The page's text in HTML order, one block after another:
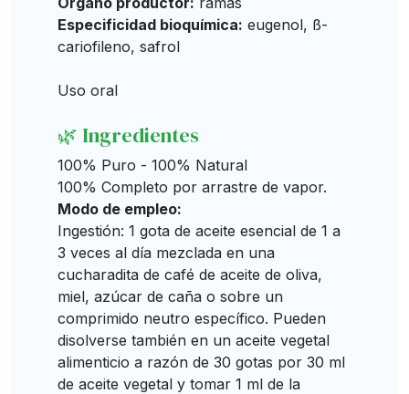
Especificidad bioquímica: eugenol, ß-
cariofileno, safrol
Uso oral
🌿 Ingredientes
100% Puro - 100% Natural
100% Completo por arrastre de vapor.
Modo de empleo:
Ingestión: 1 gota de aceite esencial de 1 a
3 veces al día mezclada en una
cucharadita de café de aceite de oliva,
miel, azúcar de caña o sobre un
comprimido neutro específico. Pueden
disolverse también en un aceite vegetal
alimenticio a razón de 30 gotas por 30 ml
de aceite vegetal y tomar 1 ml de la